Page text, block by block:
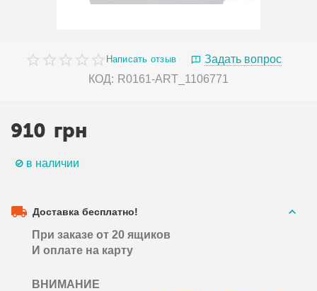
Написать отзыв
Задать вопрос
КОД: R0161-ART_1106771
910 грн
в наличии
Доставка бесплатно!
При заказе от 20 ящиков
И оплате на карту
ВНИМАНИЕ